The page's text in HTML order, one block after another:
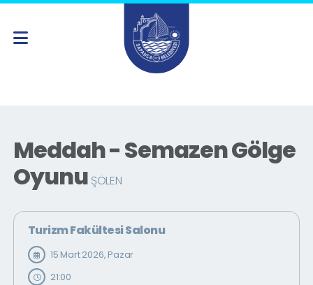
Meddah - Semazen Gölge
Oyunu ŞÖLEN
Turizm Fakültesi Salonu
15 Mart 2026, Pazar
21:00